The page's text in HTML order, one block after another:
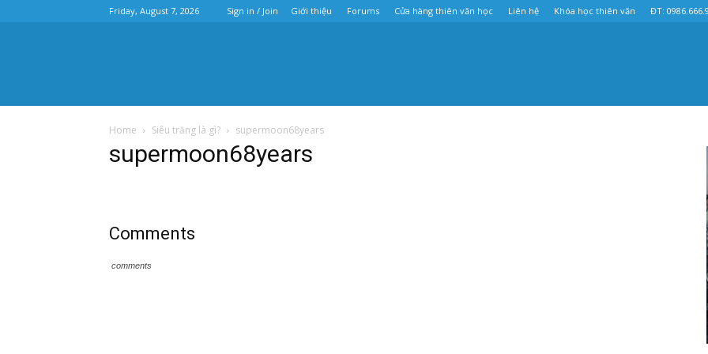
Friday, August 7, 2026 Sign in / Join Giới thiệu Forums Cửa hàng thiên văn học Liên hệ Khóa học thiên văn ĐT:
Home Siêu trăng là gì? supermoon68years
supermoon68years
Comments
comments